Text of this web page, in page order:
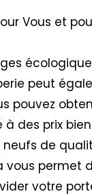
Vous et
peut
pouvez
des prix
de
vous permet
votre